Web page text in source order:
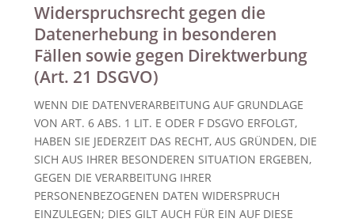
Widerspruchsrecht gegen die
Datenerhebung in besonderen
Fällen sowie gegen Direktwerbung
(Art. 21 DSGVO)
WENN DIE DATENVERARBEITUNG AUF GRUNDLAGE
VON ART. 6 ABS. 1 LIT. E ODER F DSGVO ERFOLGT,
HABEN SIE JEDERZEIT DAS RECHT, AUS GRÜNDEN, DIE
SICH AUS IHRER BESONDEREN SITUATION ERGEBEN,
GEGEN DIE VERARBEITUNG IHRER
PERSONENBEZOGENEN DATEN WIDERSPRUCH
EINZULEGEN; DIES GILT AUCH FÜR EIN AUF DIESE